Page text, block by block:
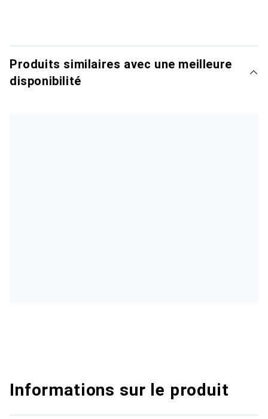
Produits similaires avec une meilleure
disponibilité
Informations sur le produit